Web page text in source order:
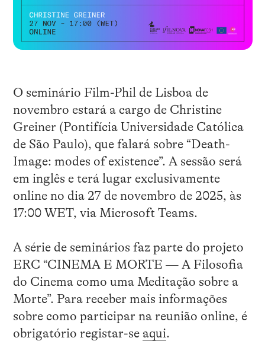
O seminário Film-Phil de Lisboa de
novembro estará a cargo de Christine
Greiner (Pontifícia Universidade Católica
de São Paulo), que falará sobre “Death-
Image: modes of existence”. A sessão será
em inglês e terá lugar exclusivamente
online no dia 27 de novembro de 2025, às
17:00 WET, via Microsoft Teams.
A série de seminários faz parte do projeto
ERC “CINEMA E MORTE — A Filosofia
do Cinema como uma Meditação sobre a
Morte”. Para receber mais informações
sobre como participar na reunião online, é
obrigatório registar-se aqui.